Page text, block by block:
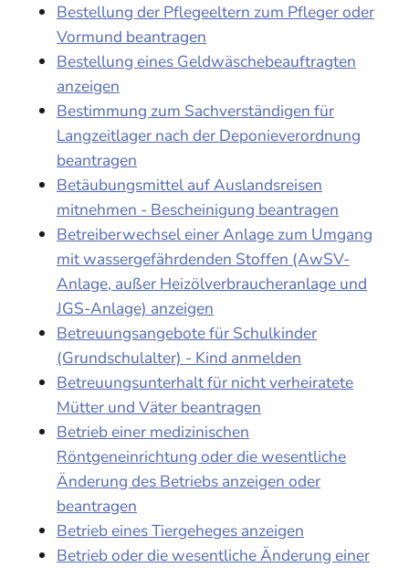
Bestellung der Pflegeeltern zum Pfleger oder
Vormund beantragen
Bestellung eines Geldwäschebeauftragten
anzeigen
Bestimmung zum Sachverständigen für
Langzeitlager nach der Deponieverordnung
beantragen
Betäubungsmittel auf Auslandsreisen
mitnehmen - Bescheinigung beantragen
Betreiberwechsel einer Anlage zum Umgang
mit wassergefährdenden Stoffen (AwSV-
Anlage, außer Heizölverbraucheranlage und
JGS-Anlage) anzeigen
Betreuungsangebote für Schulkinder
(Grundschulalter) - Kind anmelden
Betreuungsunterhalt für nicht verheiratete
Mütter und Väter beantragen
Betrieb einer medizinischen
Röntgeneinrichtung oder die wesentliche
Änderung des Betriebs anzeigen oder
beantragen
Betrieb eines Tiergeheges anzeigen
Betrieb oder die wesentliche Änderung einer